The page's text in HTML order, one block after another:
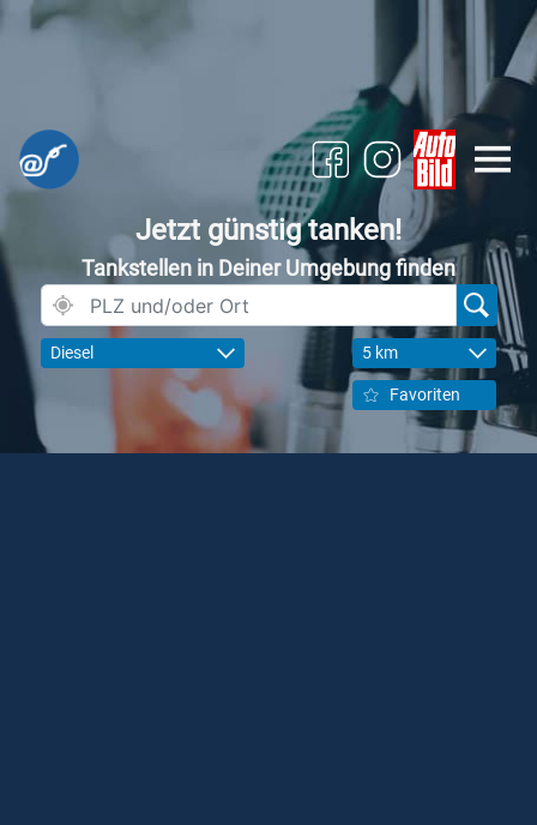
Jetzt günstig tanken!
Tankstellen in Deiner Umgebung finden
Diesel 5 km
Favoriten